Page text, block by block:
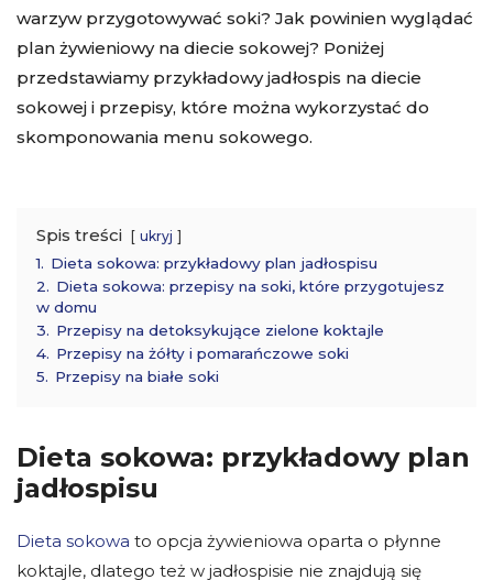
warzyw przygotowywać soki? Jak powinien wyglądać
plan żywieniowy na diecie sokowej? Poniżej
przedstawiamy przykładowy jadłospis na diecie
sokowej i przepisy, które można wykorzystać do
skomponowania menu sokowego.
Spis treści ukryj
1. Dieta sokowa: przykładowy plan jadłospisu
2. Dieta sokowa: przepisy na soki, które przygotujesz
w domu
3. Przepisy na detoksykujące zielone koktajle
4. Przepisy na żółty i pomarańczowe soki
5. Przepisy na białe soki
Dieta sokowa: przykładowy plan
jadłospisu
Dieta sokowa to opcja żywieniowa oparta o płynne
koktajle, dlatego też w jadłospisie nie znajdują się